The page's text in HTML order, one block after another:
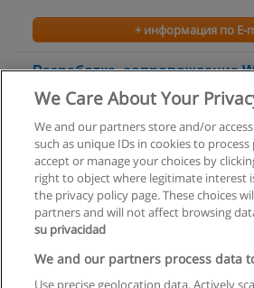
+ информация по E-
Разработка, сопровождение
систем электронной
Международная академия бизнеса и
+ информация по E-
Правила
We Care About Your
We and our partners store and/or
such as unique IDs in cookies to
accept or manage your choices by
right to object where legitimate interest
the privacy policy page. These choices
partners and will not affect browsing
su privacidad
We and our partners process data
Use precise geolocation data. Actively